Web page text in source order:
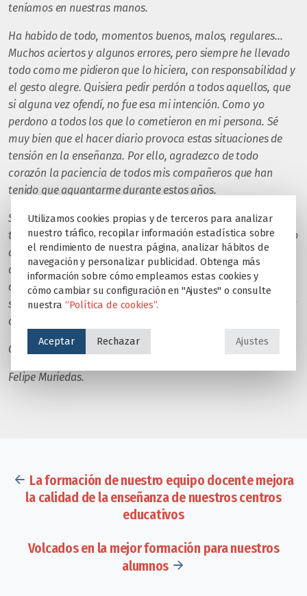
teníamos en nuestras manos.
Ha habido de todo, momentos buenos, malos, regulares…
Muchos aciertos y algunos errores, pero siempre he llevado
todo como me pidieron que lo hiciera, con responsabilidad y
el gesto alegre. Quisiera pedir perdón a todos aquellos, que
si alguna vez ofendí, no fue esa mi intención. Como yo
perdono a todos los que lo cometieron en mi persona. Sé
muy bien que el hacer diario provoca estas situaciones de
tensión en la enseñanza. Por ello, agradezco de todo
corazón la paciencia de todos mis compañeros que han
tenido que aguantarme durante estos años.
Si quisiera dedicar estas últimas letras a mis alumnos de
todos estos años. Yo soy lo que soy por vosotros, y me refiero
a todos sin excepción; fuisteis vosotros los que me hicisteis
crecer como docente y como persona, los que no me
dejasteis envejecer de alma y los que habéis dado también,
sencillas pero honestas, vuestras enseñanzas. Sí, un profesor
que se precie aprende de sus alumnos.
Gracias a todos y siempre estaré con vosotros.
Felipe Muriedas.
La formación de nuestro equipo docente mejora
la calidad de la enseñanza de nuestros centros
educativos
Volcados en la mejor formación para nuestros
alumnos
Utilizamos cookies propias y de terceros para analizar
nuestro tráfico, recopilar información estadística sobre
el rendimiento de nuestra página, analizar hábitos de
navegación y personalizar publicidad. Obtenga más
información sobre cómo empleamos estas cookies y
cómo cambiar su configuración en "Ajustes" o consulte
nuestra “Política de cookies”.
Aceptar Rechazar Ajustes